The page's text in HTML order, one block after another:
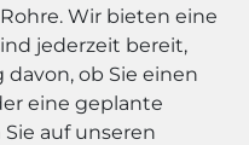
Wir bieten eine
jederzeit bereit,
ob Sie einen
eine geplante
auf unseren